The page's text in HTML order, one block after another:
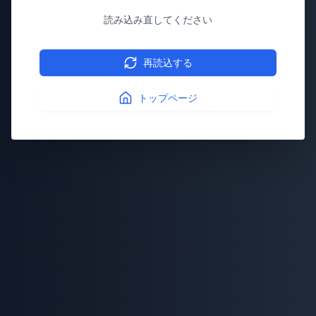
読み込み直してください
再読込する
トップページ